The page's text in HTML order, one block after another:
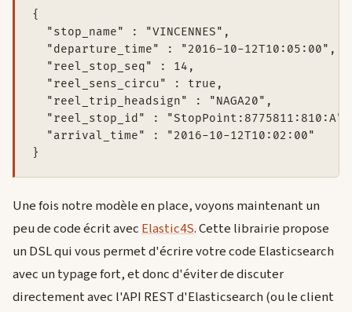
{
  "stop_name" : "VINCENNES",
  "departure_time" : "2016-10-12T10:05:00",
  "reel_stop_seq" : 14,
  "reel_sens_circu" : true,
  "reel_trip_headsign" : "NAGA20",
  "reel_stop_id" : "StopPoint:8775811:810:A",
  "arrival_time" : "2016-10-12T10:02:00"
}
Une fois notre modèle en place, voyons maintenant un
peu de code écrit avecElastic4S. Cette librairie propose
un DSL qui vous permet d'écrire votre code Elasticsearch
avec un typage fort, et donc d'éviter de discuter
directement avec l'API REST d'Elasticsearch (ou le client